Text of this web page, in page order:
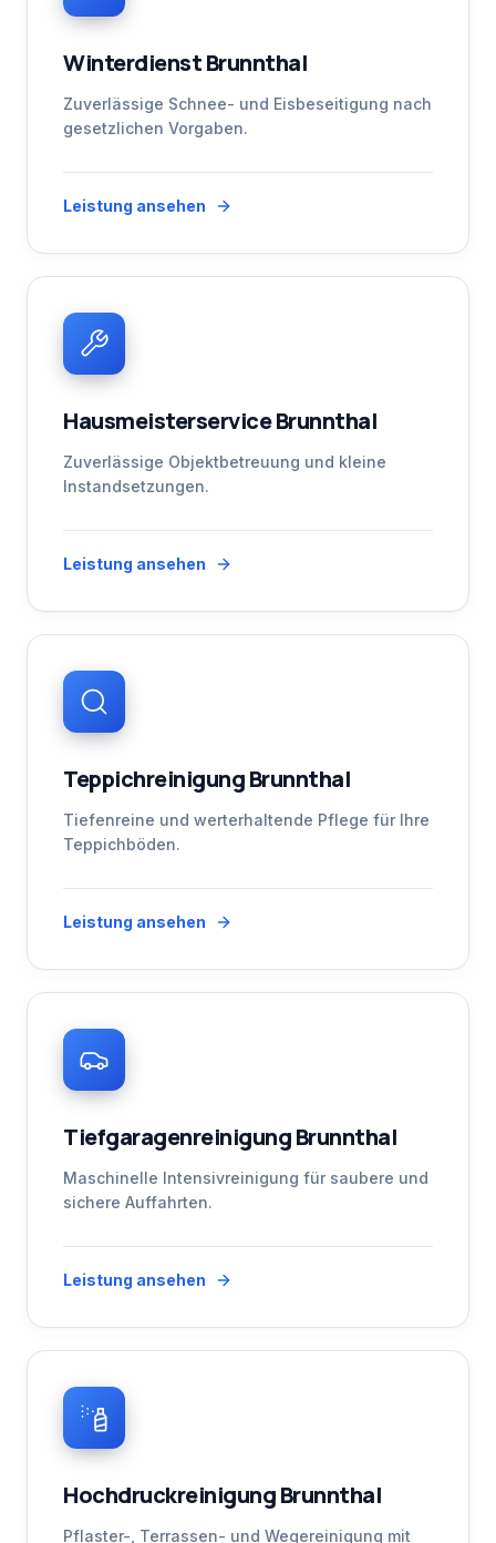
Winterdienst Brunnthal
Zuverlässige Schnee- und Eisbeseitigung nach
gesetzlichen Vorgaben.
Leistung ansehen
Hausmeisterservice Brunnthal
Zuverlässige Objektbetreuung und kleine
Instandsetzungen.
Leistung ansehen
Teppichreinigung Brunnthal
Tiefenreine und werterhaltende Pflege für Ihre
Teppichböden.
Leistung ansehen
Tiefgaragenreinigung Brunnthal
Maschinelle Intensivreinigung für saubere und
sichere Auffahrten.
Leistung ansehen
Hochdruckreinigung Brunnthal
Pflaster-, Terrassen- und Wegereinigung mit